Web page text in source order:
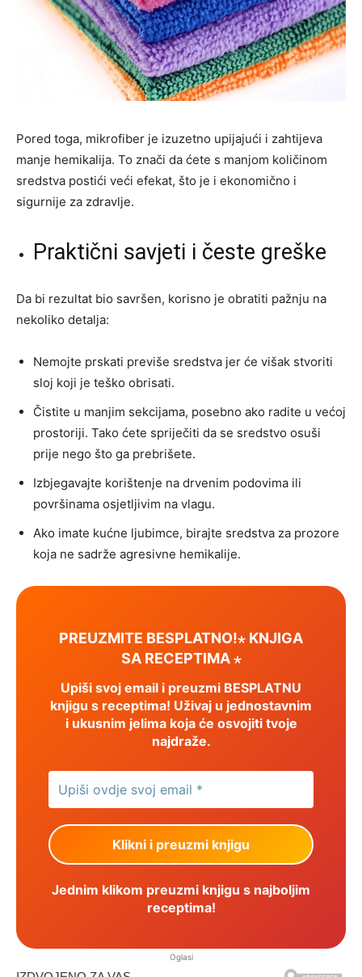
Pored toga, mikrofiber je izuzetno upijajući i zahtijeva
manje hemikalija. To znači da ćete s manjom količinom
sredstva postići veći efekat, što je i ekonomično i
sigurnije za zdravlje.
Praktični savjeti i česte greške
Da bi rezultat bio savršen, korisno je obratiti pažnju na
nekoliko detalja:
Nemojte prskati previše sredstva jer će višak stvoriti
sloj koji je teško obrisati.
Čistite u manjim sekcijama, posebno ako radite u većoj
prostoriji. Tako ćete spriječiti da se sredstvo osuši
prije nego što ga prebrišete.
Izbjegavajte korištenje na drvenim podovima ili
površinama osjetljivim na vlagu.
Ako imate kućne ljubimce, birajte sredstva za prozore
koja ne sadrže agresivne hemikalije.
PREUZMITE BESPLATNO!⋆ KNJIGA
SA RECEPTIMA ⋆
Upiši svoj email i preuzmi BESPLATNU
knjigu s receptima! Uživaj u jednostavnim
i ukusnim jelima koja će osvojiti tvoje
najdraže.
Jednim klikom preuzmi knjigu s najboljim
receptima!
Oglasi